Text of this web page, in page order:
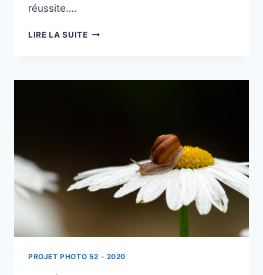
réussite….
LIRE LA SUITEPROJET
–
PROJET PHOTO 52 - 2020